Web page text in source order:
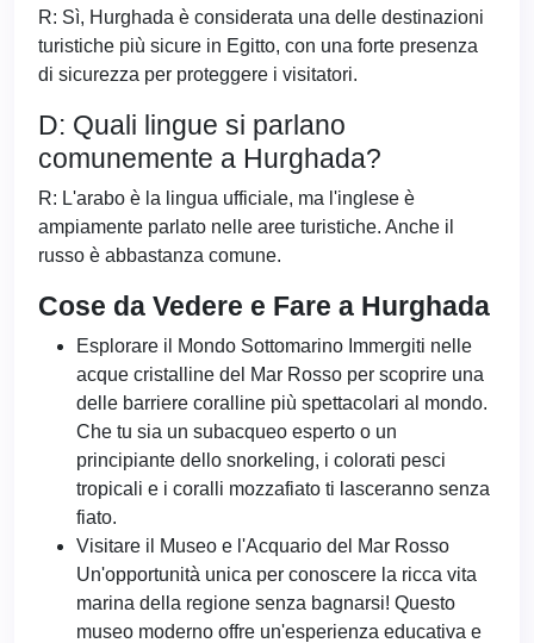
R: Sì, Hurghada è considerata una delle destinazioni
turistiche più sicure in Egitto, con una forte presenza
di sicurezza per proteggere i visitatori.
D: Quali lingue si parlano
comunemente a Hurghada?
R: L'arabo è la lingua ufficiale, ma l'inglese è
ampiamente parlato nelle aree turistiche. Anche il
russo è abbastanza comune.
Cose da Vedere e Fare a Hurghada
Esplorare il Mondo Sottomarino Immergiti nelle
acque cristalline del Mar Rosso per scoprire una
delle barriere coralline più spettacolari al mondo.
Che tu sia un subacqueo esperto o un
principiante dello snorkeling, i colorati pesci
tropicali e i coralli mozzafiato ti lasceranno senza
fiato.
Visitare il Museo e l'Acquario del Mar Rosso
Un'opportunità unica per conoscere la ricca vita
marina della regione senza bagnarsi! Questo
museo moderno offre un'esperienza educativa e